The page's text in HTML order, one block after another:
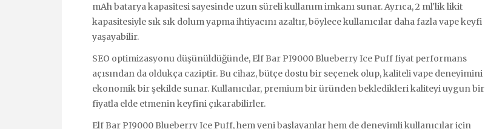
mAh batarya kapasitesi sayesinde uzun süreli kullanım imkanı sunar. Ayrıca, 2 ml'lik likit
kapasitesiyle sık sık dolum yapma ihtiyacını azaltır, böylece kullanıcılar daha fazla vape keyfi
yaşayabilir.
SEO optimizasyonu düşünüldüğünde, Elf Bar PI9000 Blueberry Ice Puff fiyat performans
açısından da oldukça caziptir. Bu cihaz, bütçe dostu bir seçenek olup, kaliteli vape deneyimini
ekonomik bir şekilde sunar. Kullanıcılar, premium bir üründen bekledikleri kaliteyi uygun bir
fiyatla elde etmenin keyfini çıkarabilirler.
Elf Bar PI9000 Blueberry Ice Puff, hem yeni başlayanlar hem de deneyimli kullanıcılar için